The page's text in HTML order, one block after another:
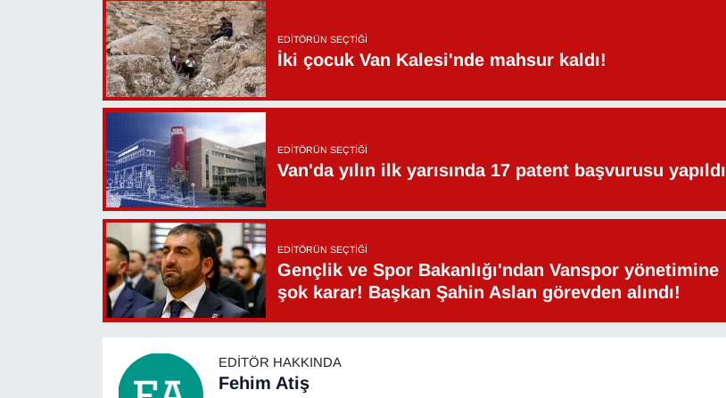
EDITÖRÜN SEÇTIĞI
İki çocuk Van Kalesi'nde mahsur kaldı!
EDITÖRÜN SEÇTIĞI
Van'da yılın ilk yarısında 17 patent başvurusu yapıldı
EDITÖRÜN SEÇTIĞI
Gençlik ve Spor Bakanlığı'ndan Vanspor yönetimine
şok karar! Başkan Şahin Aslan görevden alındı!
EDITÖR HAKKINDA
Fehim Atiş